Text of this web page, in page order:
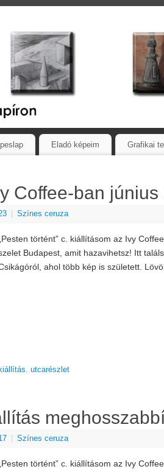
Eladó képeim Grafikai
Coffee-ban június
Színes ceruza
történt” c. kiállításom az Ivy
Budapest, amit hazavihetsz! Itt
ahol több kép is született.
kiállítás, utcarészlet
Színes ceruza
„Pesten történt” c. kiállításom az Ivy